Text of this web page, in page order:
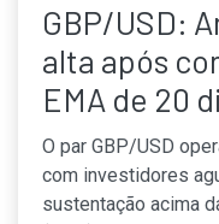
GBP/USD:
alta após
EMA de 20
O par GBP/USD
com investidores
sustentação acima